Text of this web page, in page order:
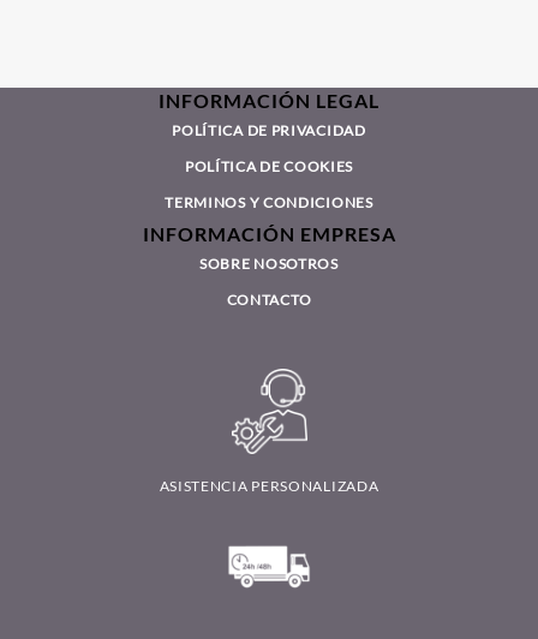
INFORMACIÓN LEGAL
POLÍTICA DE PRIVACIDAD
POLÍTICA DE COOKIES
TERMINOS Y CONDICIONES
INFORMACIÓN EMPRESA
SOBRE NOSOTROS
CONTACTO
ASISTENCIA PERSONALIZADA